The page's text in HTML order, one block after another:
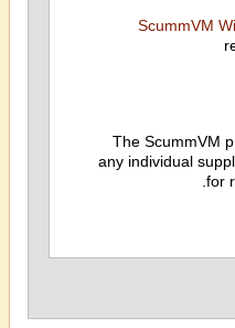
ScummVM
The ScummVM
any individual
for